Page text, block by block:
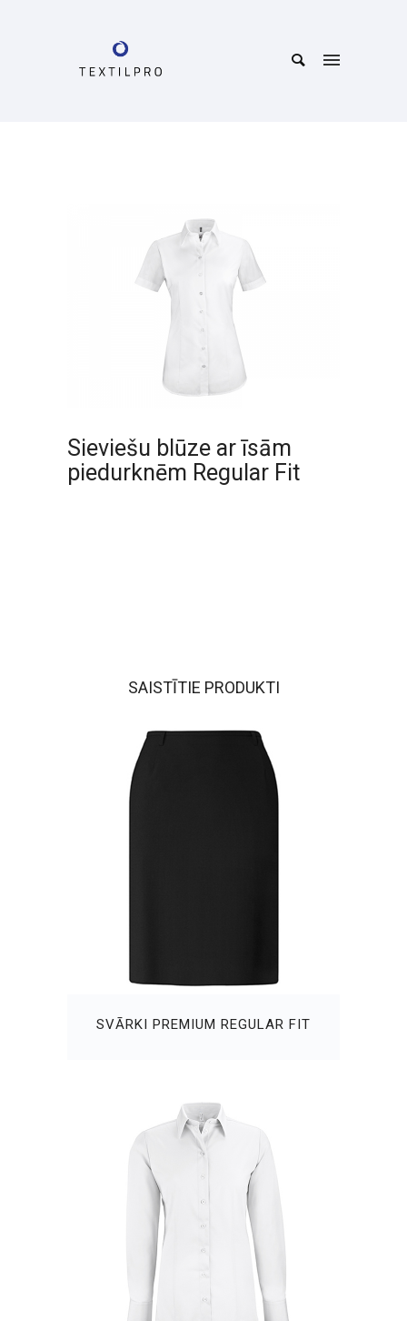
Sieviešu blūze ar īsām
piedurknēm Regular Fit
SAISTĪTIE PRODUKTI
SVĀRKI PREMIUM REGULAR FIT